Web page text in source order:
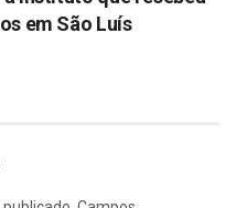
em São Luís